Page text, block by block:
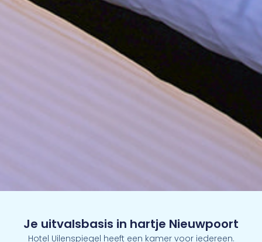
Je uitvalsbasis in hartje Nieuwpoort
Hotel Uilenspiegel heeft een kamer voor iedereen.